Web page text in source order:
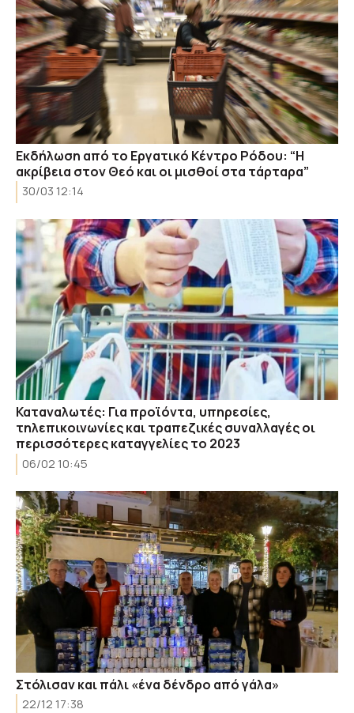
Εκδήλωση από το Εργατικό Κέντρο Ρόδου: “Η
ακρίβεια στον Θεό και οι μισθοί στα τάρταρα”
30/03 12:14
Καταναλωτές: Για προϊόντα, υπηρεσίες,
τηλεπικοινωνίες και τραπεζικές συναλλαγές οι
περισσότερες καταγγελίες το 2023
06/02 10:45
Στόλισαν και πάλι «ένα δένδρο από γάλα»
22/12 17:38